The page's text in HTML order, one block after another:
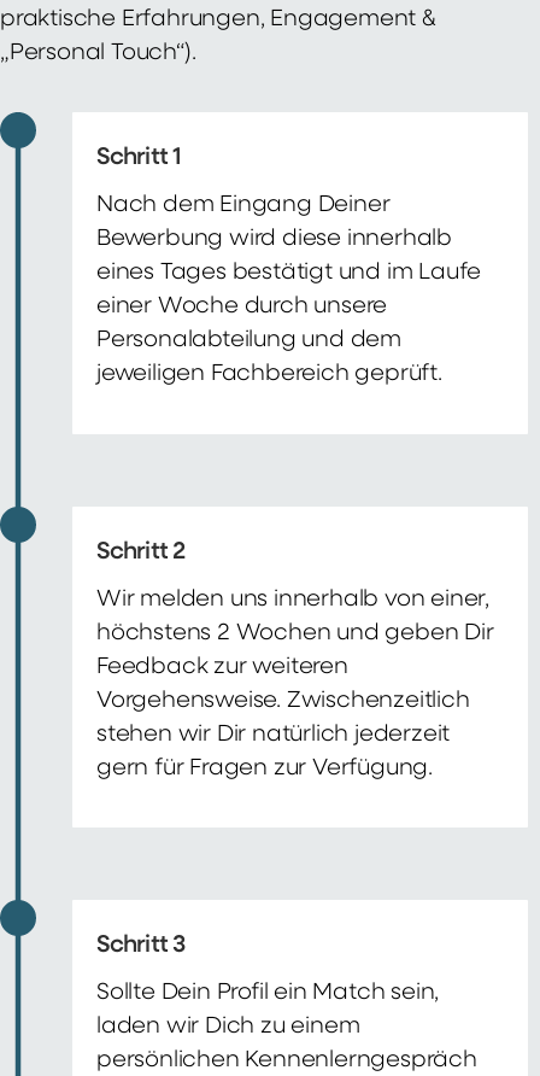
praktische Erfahrungen, Engagement &
„Personal Touch“).
Schritt 1
Nach dem Eingang Deiner
Bewerbung wird diese innerhalb
eines Tages bestätigt und im Laufe
einer Woche durch unsere
Personalabteilung und dem
jeweiligen Fachbereich geprüft.
Schritt 2
Wir melden uns innerhalb von einer,
höchstens 2 Wochen und geben Dir
Feedback zur weiteren
Vorgehensweise. Zwischenzeitlich
stehen wir Dir natürlich jederzeit
gern für Fragen zur Verfügung.
Schritt 3
Sollte Dein Profil ein Match sein,
laden wir Dich zu einem
persönlichen Kennenlerngespräch